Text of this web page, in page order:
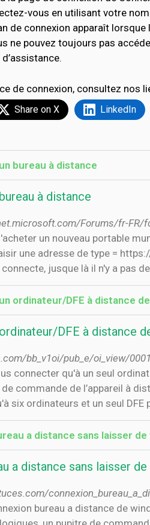
vous en utilisant votre
de connexion apparaît
ne pouvez toujours pas
de connexion, consultez nos
Share on X LinkedIn
bureau à distance
à distance
Forums/fr-FR/
un nouveau portable
une adresse de type =
jusque là il n'y a pas
ordinateur/DFE à distance
DFE à distance
bb_v1oi/pub_e/oi_view/
connecter qu'à un seul
de commande de l’appareil à
six ordinateurs et un seul
a distance sans laisser
a distance sans laisser
bureau a distance de